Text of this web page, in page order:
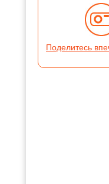
Поделитесь